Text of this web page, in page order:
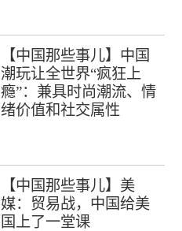
【中国那些事儿】中国
潮玩让全世界“疯狂上
瘾”：兼具时尚潮流、情
绪价值和社交属性
【中国那些事儿】美
媒：贸易战，中国给美
国上了一堂课